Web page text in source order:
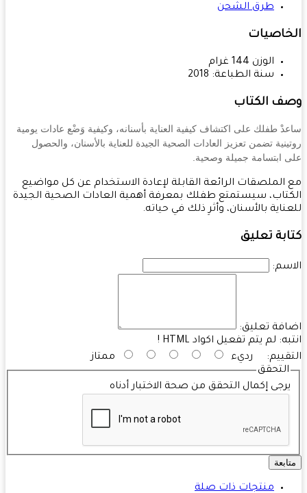
طرق الشحن
الوزن 144
غرام
سنة الطباعة: 2018
الكتاب
طفلك على اكتشاف كيفية العناية بأسنانه، وكيفية وَضْع عادات يومية
تضمن تعزيز العادات الصحية الجيدة للعناية بالأسنان، والحصول
ابتسامة جميلة وصحية.
الرائعة القابلة لإعادة الاستخدام عن كل مواضيع
سيستمتع طفلك بمعرفة أهمية العادات الصحية الجيدة
بالأسنان، وأثرِ ذلك في حياته.
تعليق
تعليق:
لم يتم تفعيل اكواد HTML !
رديء
ممتاز
التحقق
يرجى إكمال التحقق من صحة الاختبار أدناه
منتجات ذات صلة